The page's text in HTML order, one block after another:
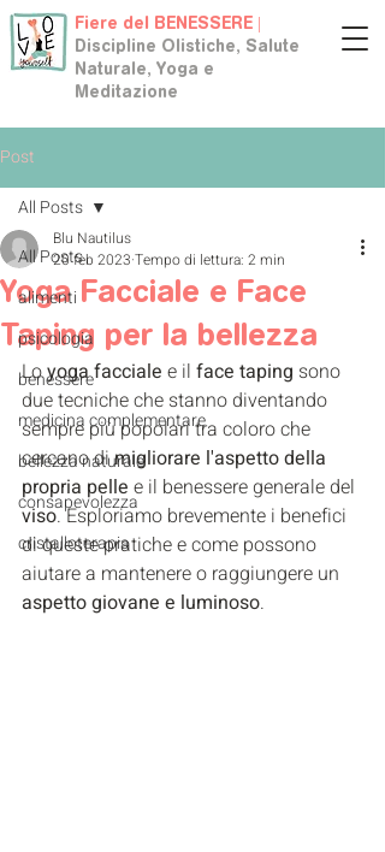
Fiere del BENESSERE |
Discipline Olistiche, Salute
Naturale, Yoga e
Meditazione
Post
All Posts
alimenti
psicologia
benessere
medicina complementare
bellezza naturale
consapevolezza
cristalloterapia
All Posts
Yoga Facciale e Face
Taping per la bellezza
Blu Nautilus
20 feb 2023 Tempo di lettura: 2 min
Lo yoga facciale e il face taping sono
due tecniche che stanno diventando
sempre più popolari tra coloro che
cercano di migliorare l'aspetto della
propria pelle e il benessere generale del
viso. Esploriamo brevemente i benefici
di queste pratiche e come possono
aiutare a mantenere o raggiungere un
aspetto giovane e luminoso.